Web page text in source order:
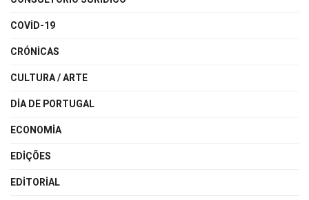
COVID-19
CRÓNICAS
CULTURA / ARTE
DIA DE PORTUGAL
ECONOMIA
EDIÇÕES
EDITORIAL